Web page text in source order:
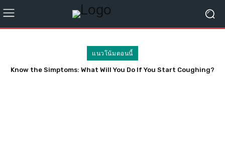
แนวโน้มตอนนี้
Know the Simptoms: What Will You Do If You Start Coughing?